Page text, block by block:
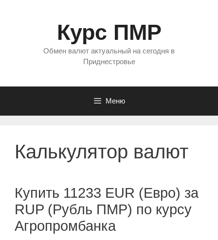
Курс ПМР
Обмен валют актуальный на сегодня в
Приднестровье
Меню
Калькулятор валют
Купить 11233 EUR (Евро) за
RUP (Рубль ПМР) по курсу
Агропромбанка